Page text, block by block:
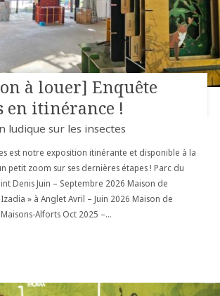
à louer] Enquête
en itinérance !
ludique sur les insectes
est notre exposition itinérante et disponible à la
petit zoom sur ses dernières étapes ! Parc du
Denis Juin – Septembre 2026 Maison de
» à Anglet Avril – Juin 2026 Maison de
Alforts Oct 2025 –…